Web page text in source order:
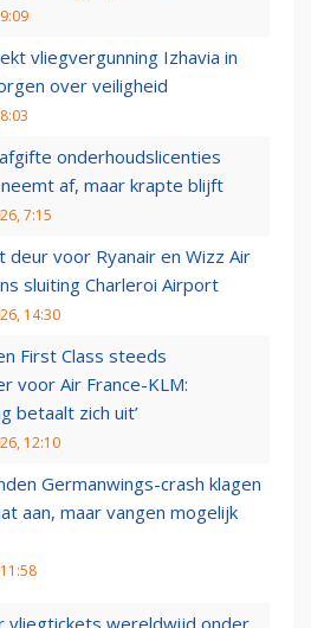
vliegvergunning Izhavia in
over veiligheid
onderhoudslicenties
af, maar krapte blijft
7:15
deur voor Ryanair en Wizz Air
sluiting Charleroi Airport
14:30
First Class steeds
voor Air France-KLM:
betaalt zich uit’
12:10
Germanwings-crash klagen
aan, maar vangen mogelijk